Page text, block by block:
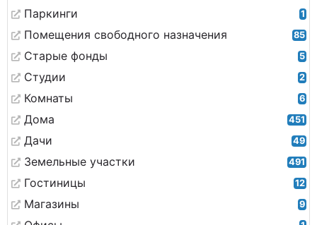
Паркинги 1
Помещения свободного назначения 85
Старые фонды 5
Студии 2
Комнаты 6
Дома 451
Дачи 49
Земельные участки 491
Гостиницы 12
Магазины 9